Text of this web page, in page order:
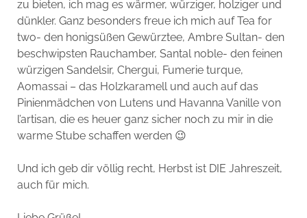
zu bieten, ich mag es wärmer, würziger, holziger und
dünkler. Ganz besonders freue ich mich auf Tea for
two- den honigsüßen Gewürztee, Ambre Sultan- den
beschwipsten Rauchamber, Santal noble- den feinen
würzigen Sandelsir, Chergui, Fumerie turque,
Aomassai – das Holzkaramell und auch auf das
Pinienmädchen von Lutens und Havanna Vanille von
l’artisan, die es heuer ganz sicher noch zu mir in die
warme Stube schaffen werden 😉
Und ich geb dir völlig recht, Herbst ist DIE Jahreszeit,
auch für mich.